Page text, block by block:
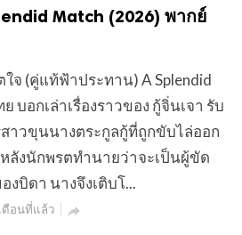
Match (2026) พากย์
ใจ (คู่แท้ฟ้าประทาน) A Splendid
บอกเล่าเรื่องราวของ กู้จิ่นเจา รับ
าวขุนนางตระกูลกู้ที่ถูกขับไล่ออก
ลังนักพรตทำนายว่าจะเป็นผู้ขัด
บิดา นางจึงเติบโ...
ดือนที่แล้ว 